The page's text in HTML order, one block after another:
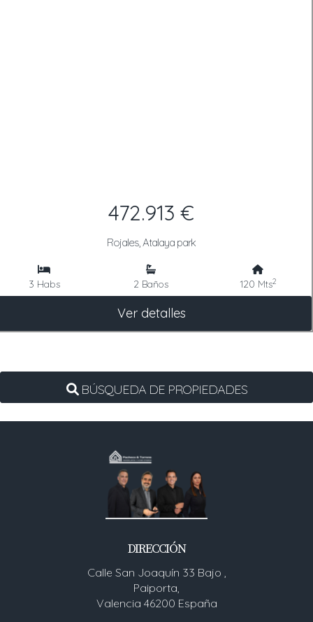
472.913 €
Rojales, Atalaya park
3 Habs 2 Baños 120 Mts2
Ver detalles
BÚSQUEDA DE PROPIEDADES
DIRECCIÓN
Calle San Joaquín 33 Bajo ,
Paiporta,
Valencia 46200 España